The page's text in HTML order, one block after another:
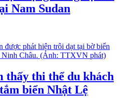
Nam Sudan
thấy thi thể du khách
biển​ Nhật Lệ